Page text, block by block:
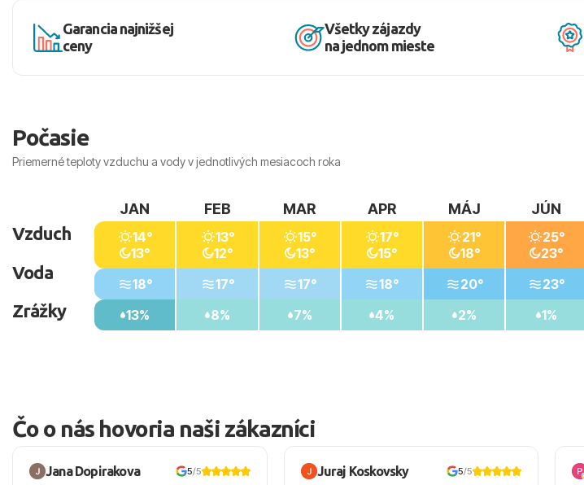
Garancia najnižšej
ceny
Všetky zájazdy
na jednom mieste
Počasie
Priemerné teploty vzduchu a vody v jednotlivých mesiacoch roka
Vzduch
Voda
Zrážky
JAN
14°
13°
18°
13%
FEB
13°
12°
17°
8%
MAR
15°
13°
17°
7%
APR
17°
15°
18°
4%
MÁJ
21°
18°
20°
2%
JÚN
25°
23°
23°
1%
Čo o nás hovoria naši zákazníci
Jana Dopirakova 5/5 Juraj Koskovsky 5/5